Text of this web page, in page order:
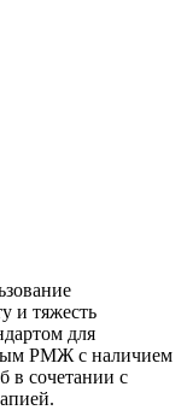
и тяжесть
для
РМЖ с наличием
в сочетании с